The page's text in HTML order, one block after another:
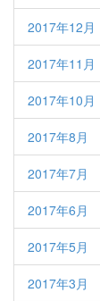
2017年12月
2017年11月
2017年10月
2017年8月
2017年7月
2017年6月
2017年5月
2017年3月